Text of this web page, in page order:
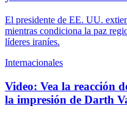
El presidente de EE. UU.
mientras condiciona la paz
líderes iraníes.
Internacionales
Video: Vea la reacción
la impresión de Darth